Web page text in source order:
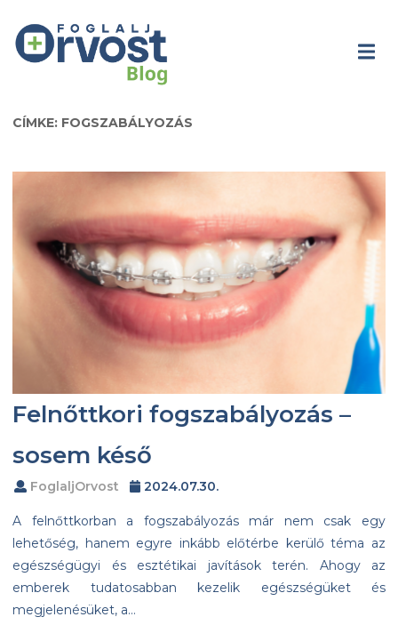
CÍMKE: FOGSZABÁLYOZÁS
Felnőttkori fogszabályozás –
sosem késő
FoglaljOrvost 2024.07.30.
A felnőttkorban a fogszabályozás már nem csak egy
lehetőség, hanem egyre inkább előtérbe kerülő téma az
egészségügyi és esztétikai javítások terén. Ahogy az
emberek tudatosabban kezelik egészségüket és
megjelenésüket, a…